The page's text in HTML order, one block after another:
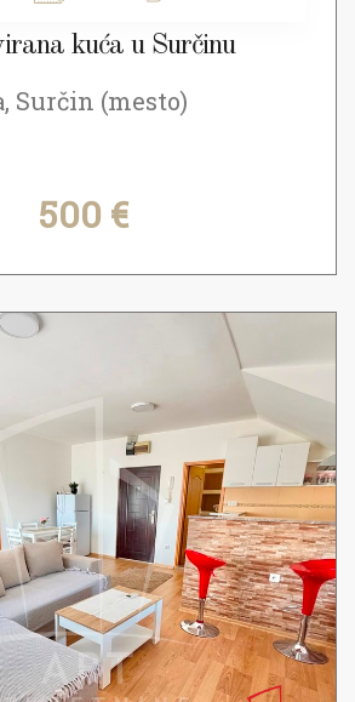
kuća u Surčinu
Surčin (mesto)
500 €